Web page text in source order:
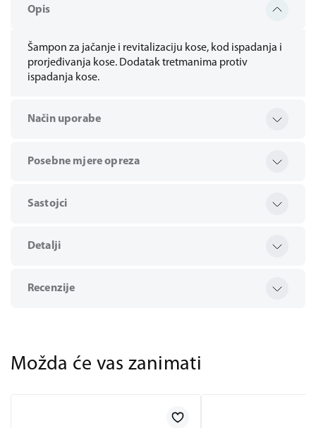
Opis
Šampon za jačanje i revitalizaciju kose, kod ispadanja i
prorjeđivanja kose. Dodatak tretmanima protiv
ispadanja kose.
Način uporabe
Posebne mjere opreza
Sastojci
Detalji
Recenzije
Možda će vas zanimati